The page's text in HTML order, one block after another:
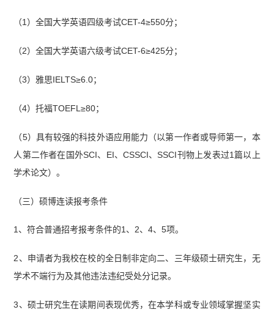
（1）全国大学英语四级考试CET-4≥550分；
（2）全国大学英语六级考试CET-6≥425分；
（3）雅思IELTS≥6.0；
（4）托福TOEFL≥80；
（5）具有较强的科技外语应用能力（以第一作者或导师第一，本
人第二作者在国外SCI、EI、CSSCI、SSCI刊物上发表过1篇以上
学术论文）。
（三）硕博连读报考条件
1、符合普通招考报考条件的1、2、4、5项。
2、申请者为我校在校的全日制非定向二、三年级硕士研究生，无
学术不端行为及其他违法违纪受处分记录。
3、硕士研究生在读期间表现优秀，在本学科或专业领域掌握坚实